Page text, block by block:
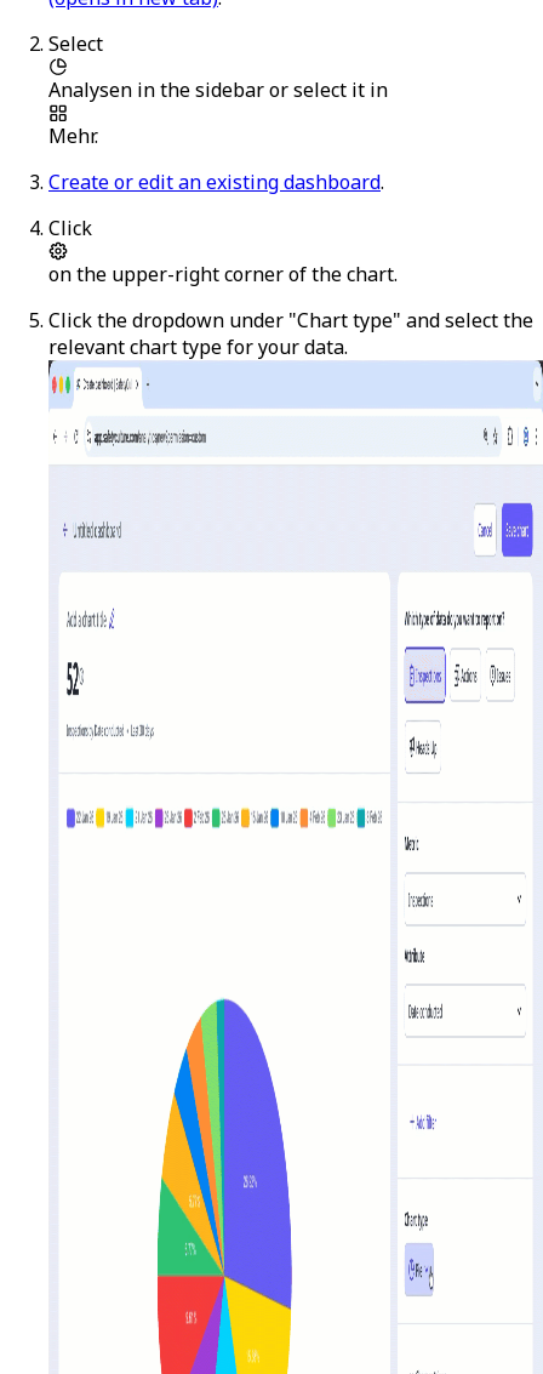
Select
Analysen in the sidebar or select it in
Mehr.
Create or edit an existing dashboard.
Click
on the upper-right corner of the chart.
Click the dropdown under "Chart type" and select the
relevant chart type for your data.